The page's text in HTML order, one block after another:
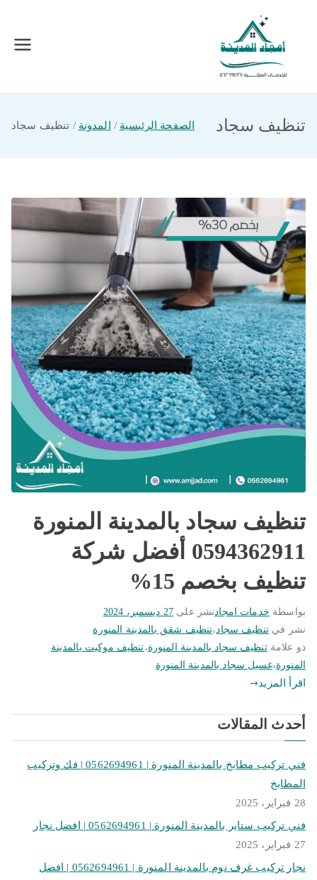
المحتوى
امجاد المدينة للخدمات المنزلية
تنظيف سجاد الصفحة الرئيسية المدونة تنظيف سجاد
تنظيف سجاد بالمدينة المنورة
0594362911 أفضل شركة
تنظيف بخصم 15%
بواسطة خدمات امجادنشر على 27 ديسمبر، 2024
نشر فيتنظيف سجاد،تنظيف شقق بالمدينة المنورة
ذو علامةتنظيف سجاد بالمدينة المنورة،تنظيف موكيت بالمدينة
المنورة،غسيل سجاد بالمدينة المنورة
اقرأ المزيد
أحدث المقالات
فني تركيب مطابخ بالمدينة المنورة | 0562694961 | فك وتركيب
المطابخ
28 فبراير، 2025
فني تركيب ستاير بالمدينة المنورة | 0562694961 | افضل نجار
27 فبراير، 2025
نجار تركيب غرف نوم بالمدينة المنورة | 0562694961 | افضل